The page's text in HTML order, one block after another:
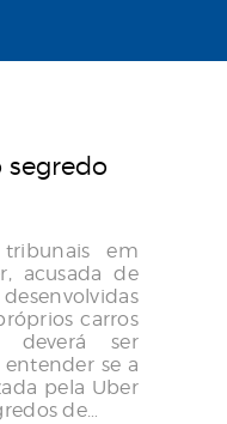
segredo
em
acusada de
carros
deverá ser
se a
pela Uber
de…